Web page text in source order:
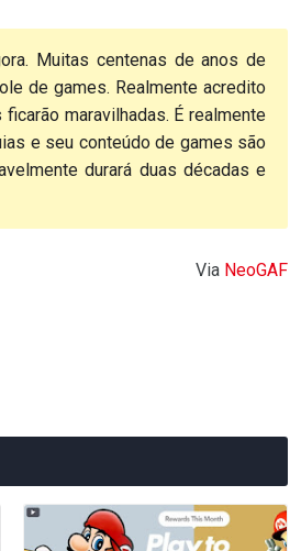
Muitas centenas de anos de
de games. Realmente acredito
maravilhadas. É realmente
e seu conteúdo de games são
durará duas décadas e
Via NeoGAF